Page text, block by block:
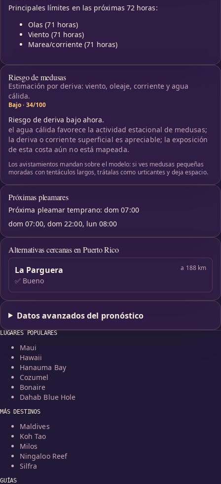
Principales límites en las próximas 72 horas:
Olas (71 horas)
Viento (71 horas)
Marea/corriente (71 horas)
Riesgo de medusas
Estimación por deriva: viento, oleaje, corriente y agua
cálida.
Bajo · 34/100
Riesgo de deriva bajo ahora.
el agua cálida favorece la actividad estacional de medusas;
la deriva o corriente superficial es apreciable; la exposición
de esta costa aún no está mapeada.
Los avistamientos mandan sobre el modelo: si ves medusas pequeñas
moradas con tentáculos largos, trátalas como urticantes y deja espacio.
Próximas pleamares
Próxima pleamar temprano: dom 07:00
dom 07:00, dom 22:00, lun 08:00
Alternativas cercanas en Puerto Rico
La Parguera a 188 km
✅ Bueno
Datos avanzados del pronóstico
LUGARES POPULARES
Maui
Hawaii
Hanauma Bay
Cozumel
Bonaire
Dahab Blue Hole
MÁS DESTINOS
Maldives
Koh Tao
Milos
Ningaloo Reef
Silfra
GUÍAS